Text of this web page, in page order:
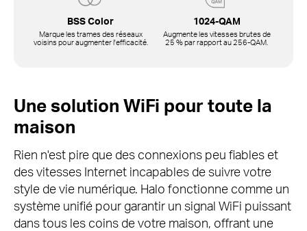
BSS Color
Marque les trames des réseaux
voisins pour augmenter l'efficacité.
1024-QAM
Augmente les vitesses brutes de
25 % par rapport au256-QAM.
Une solution WiFi pour toute la
maison
Rien n'est pire que des connexions peu fiables et
des vitesses Internet incapables de suivre votre
style de vie numérique. Halo fonctionne comme un
système unifié pour garantir un signal WiFi puissant
dans tous les coins de votre maison, offrant une